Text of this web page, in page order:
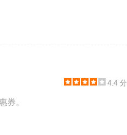
4.4 分
券。